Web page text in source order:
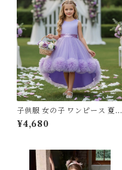
子供服 女の子 ワンピース 夏服
プリンセス ドレス チュール レ
ース フリル フィッシュテール
0 130 140 150 cm ホワイト
ピンク レッド パープル グリー
¥4,680